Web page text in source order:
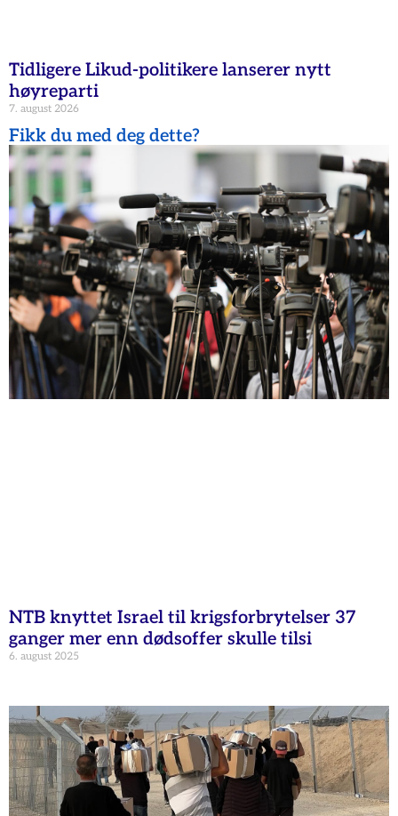
Tidligere Likud-politikere lanserer nytt
høyreparti
7. august 2026
Fikk du med deg dette?
NTB knyttet Israel til krigsforbrytelser 37
ganger mer enn dødsoffer skulle tilsi
6. august 2025